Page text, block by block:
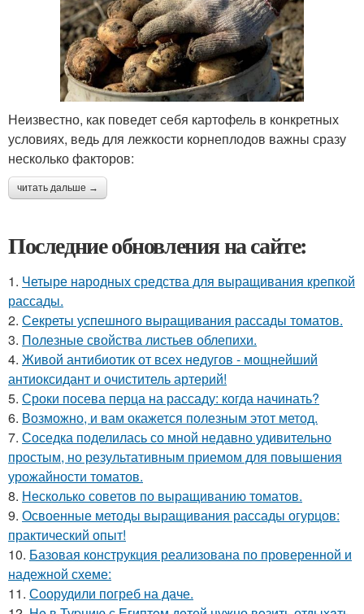
Неизвестно, как поведет себя картофель в конкретных
условиях, ведь для лежкости корнеплодов важны сразу
несколько факторов:
читать дальше →
Последние обновления на сайте:
1. Четыре народных средства для выращивания крепкой
рассады.
2. Секреты успешного выращивания рассады томатов.
3. Полезные свойства листьев облепихи.
4. Живой антибиотик от всех недугов - мощнейший
антиоксидант и очиститель артерий!
5. Сроки посева перца на рассаду: когда начинать?
6. Возможно, и вам окажется полезным этот метод.
7. Соседка поделилась со мной недавно удивительно
простым, но результативным приемом для повышения
урожайности томатов.
8. Несколько советов по выращиванию томатов.
9. Освоенные методы выращивания рассады огурцов:
практический опыт!
10. Базовая конструкция реализована по проверенной и
надежной схеме:
11. Соорудили погреб на даче.